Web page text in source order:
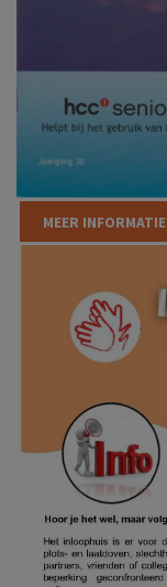
MEER INFORMATIE